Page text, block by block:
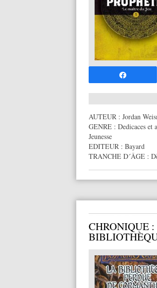
AUTEUR : Jordan
GENRE : Dedicaces et
Jeunesse
EDITEUR : Bayard
TRANCHE D´ÂGE :
CHRONIQUE